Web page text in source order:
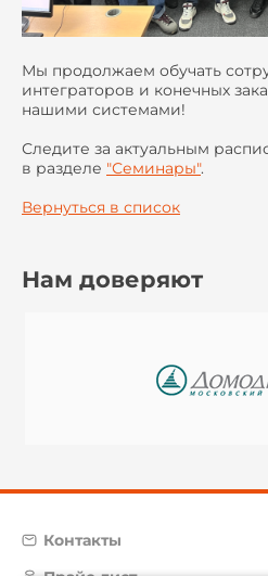
Мы продолжаем обучать
интеграторов и конечных
нашими системами!
Следите за актуальным
в разделе "Семинары".
Вернуться в список
Нам доверяют
Контакты